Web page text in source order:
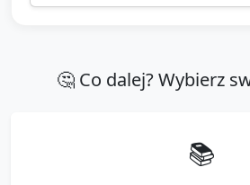
🤔 Co dalej? Wybierz
📚